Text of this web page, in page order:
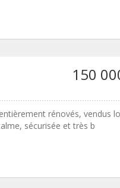
150
rénovés, vendus
sécurisée et très b